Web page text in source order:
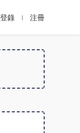
登錄 注冊